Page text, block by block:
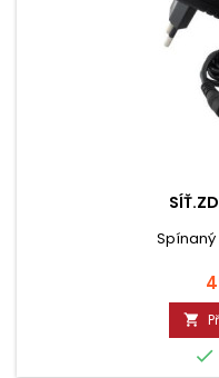
Spínaný

